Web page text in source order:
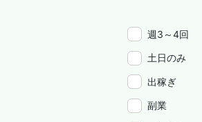
週3～4回
土日のみ
出稼ぎ
副業